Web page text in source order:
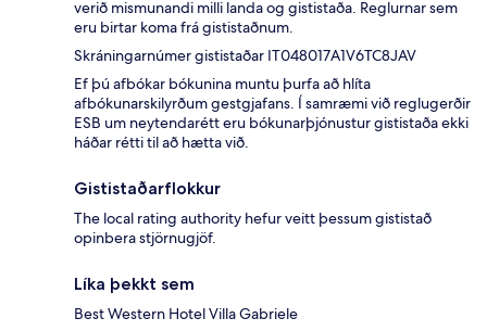
verið mismunandi milli landa og gististaða. Reglurnar sem
eru birtar koma frá gististaðnum.
Skráningarnúmer gististaðar IT048017A1V6TC8JAV
Ef þú afbókar bókunina muntu þurfa að hlíta
afbókunarskilyrðum gestgjafans. Í samræmi við reglugerðir
ESB um neytendarétt eru bókunarþjónustur gististaða ekki
háðar rétti til að hætta við.
Gististaðarflokkur
The local rating authority hefur veitt þessum gististað
opinbera stjörnugjöf.
Líka þekkt sem
Best Western Hotel Villa Gabriele